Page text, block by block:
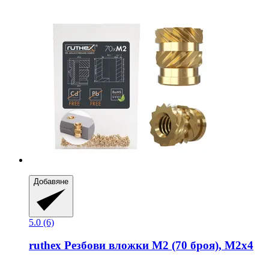
Добавяне
5.0 (6)
ruthex Резбови вложки M2 (70 броя), M2x4